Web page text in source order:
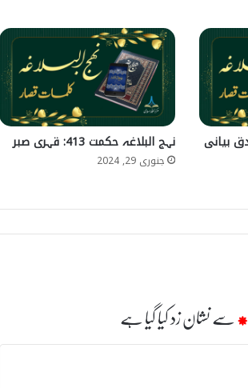
نہج البلاغہ حکمت 413: قہری صبر
جنوری 29, 2024
*سے نشان زد کیا گیا ہے